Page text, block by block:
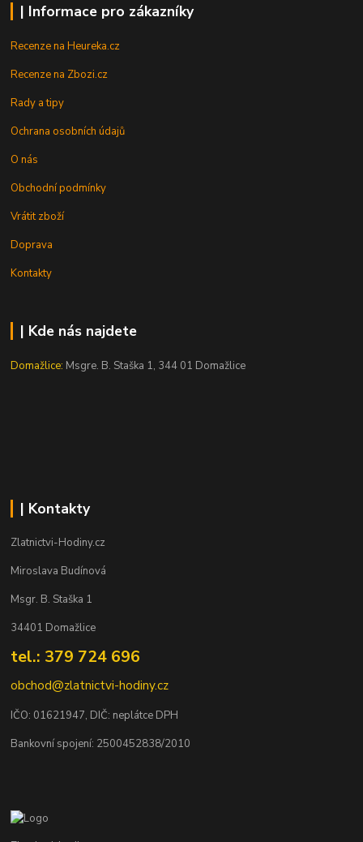
| Informace pro zákazníky
Recenze na Heureka.cz
Recenze na Zbozi.cz
Rady a tipy
Ochrana osobních údajů
O nás
Obchodní podmínky
Vrátit zboží
Doprava
Kontakty
| Kde nás najdete
Domažlice: Msgre. B. Staška 1, 344 01 Domažlice
| Kontakty
Zlatnictvi-Hodiny.cz
Miroslava Budínová
Msgr. B. Staška 1
34401 Domažlice
tel.: 379 724 696
obchod@zlatnictvi-hodiny.cz
IČO: 01621947, DIČ: neplátce DPH
Bankovní spojení: 2500452838/2010